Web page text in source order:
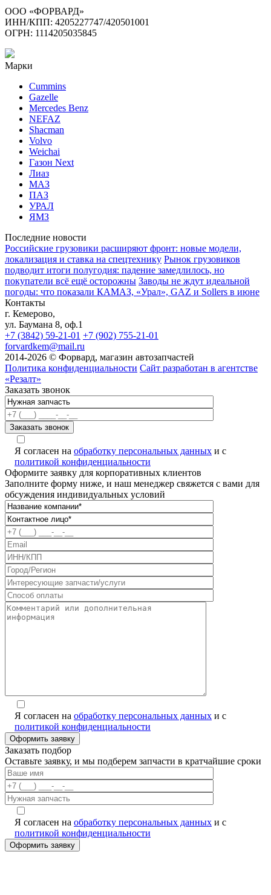
ООО «ФОРВАРД»
ИНН/КПП: 4205227747/420501001
ОГРН: 1114205035845
Марки
Cummins
Gazelle
Mercedes Benz
NEFAZ
Shacman
Volvo
Weichai
Газон Next
Лиаз
МАЗ
ПАЗ
УРАЛ
ЯМЗ
Последние новости
Российские грузовики расширяют фронт: новые модели,
локализация и ставка на спецтехнику Рынок грузовиков
подводит итоги полугодия: падение замедлилось, но
покупатели всё ещё осторожны Заводы не ждут идеальной
погоды: что показали КАМАЗ, «Урал», GAZ и Sollers в июне
Контакты
г. Кемерово,
ул. Баумана 8, оф.1
+7 (3842) 59-21-01 +7 (902) 755-21-01
forvardkem@mail.ru
2014-2026 © Форвард, магазин автозапчастей
Политика конфиденциальности Сайт разработан в агентстве
«Резалт»
Заказать звонок
Я согласен на обработку персональных данных и с
политикой конфиденциальности
Оформите заявку для корпоративных клиентов
Заполните форму ниже, и наш менеджер свяжется с вами для
обсуждения индивидуальных условий
Я согласен на обработку персональных данных и с
политикой конфиденциальности
Заказать подбор
Оставьте заявку, и мы подберем запчасти в кратчайшие сроки
Я согласен на обработку персональных данных и с
политикой конфиденциальности